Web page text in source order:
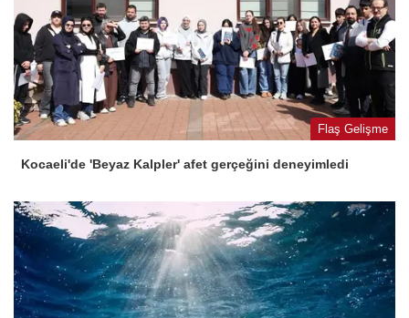
Flaş Gelişme
Kocaeli'de 'Beyaz Kalpler' afet gerçeğini deneyimledi